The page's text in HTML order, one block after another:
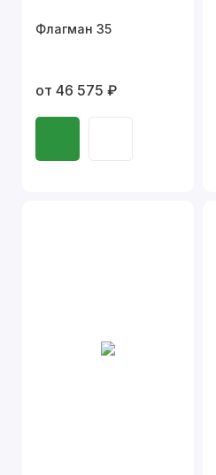
Флагман 35
от 46 575 ₽